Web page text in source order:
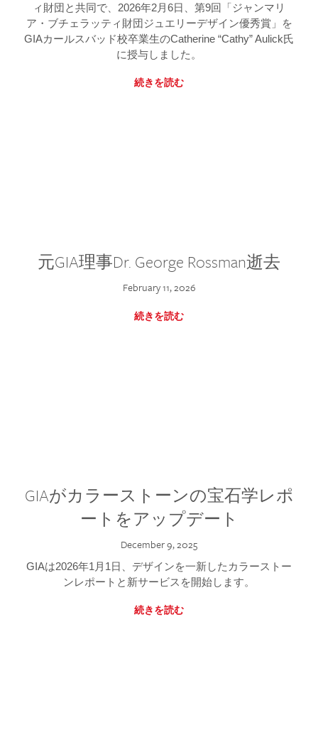
ィ財団と共同で、2026年2月6日、第9回「ジャンマリ
ア・ブチェラッティ財団ジュエリーデザイン優秀賞」を
GIAカールスバッド校卒業生のCatherine “Cathy” Aulick氏
に授与しました。
続きを読む
元GIA理事Dr. George Rossman逝去
February 11, 2026
続きを読む
GIAがカラーストーンの宝石学レポ
ートをアップデート
December 9, 2025
GIAは2026年1月1日、デザインを一新したカラーストー
ンレポートと新サービスを開始します。
続きを読む